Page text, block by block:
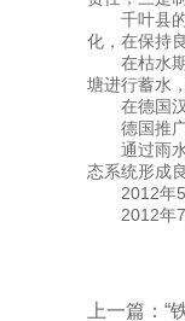
千叶县的
化，在保持
在枯水期
塘进行蓄水
在德国汉
德国推广
通过雨水
态系统形成
2012年5月
2012年7月
上一篇：“